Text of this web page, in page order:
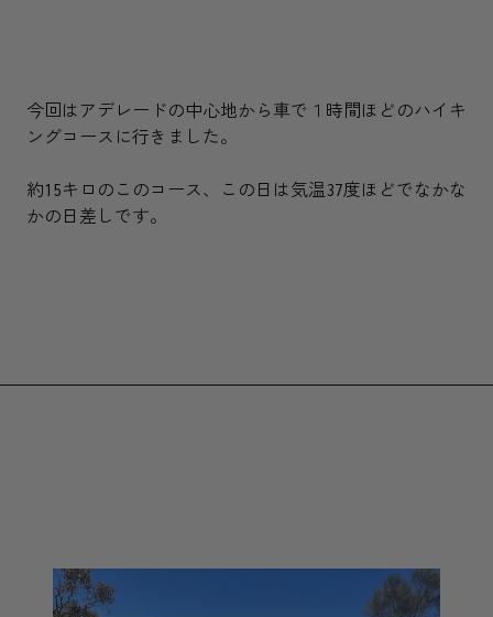
今回はアデレードの中心地から車で１時間ほどのハイキ
ングコースに行きました。
約15キロのこのコース、この日は気温37度ほどでなかな
かの日差しです。